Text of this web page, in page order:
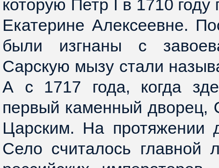
которую Петр I в 1710
Екатерине Алексеевне.
были изгнаны с
Сарскую мызу стали
А с 1717 года, когда
первый каменный дворец,
Царским. На протяжении
Село считалось главной